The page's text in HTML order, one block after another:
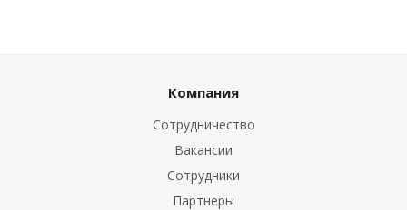
Компания
Сотрудничество
Вакансии
Сотрудники
Партнеры